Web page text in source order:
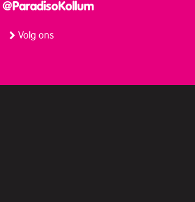
@ParadisoKollum
Volg ons